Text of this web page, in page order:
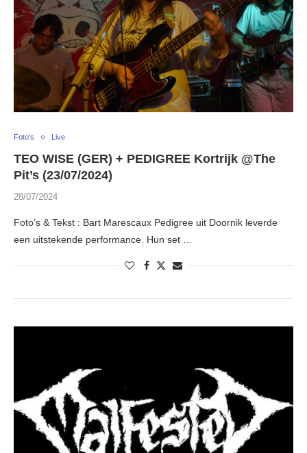
Foto's Live
TEO WISE (GER) + PEDIGREE Kortrijk @The
Pit’s (23/07/2024)
28/07/2024
Foto’s & Tekst : Bart Marescaux Pedigree uit Doornik leverde
een uitstekende performance. Hun set …